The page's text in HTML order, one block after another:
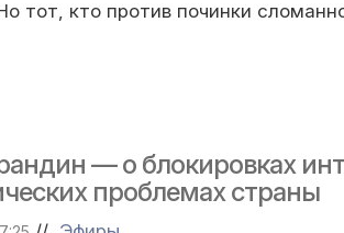
тот, кто против починки
— о блокировках
проблемах страны